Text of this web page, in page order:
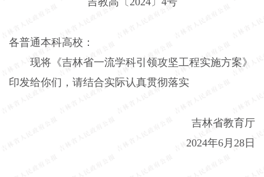
各普通本科高校：
现将《吉林省一流学科引领攻坚工程实施方案》
印发给你们，请结合实际认真贯彻落实
吉林省教育厅
2024年6月28日